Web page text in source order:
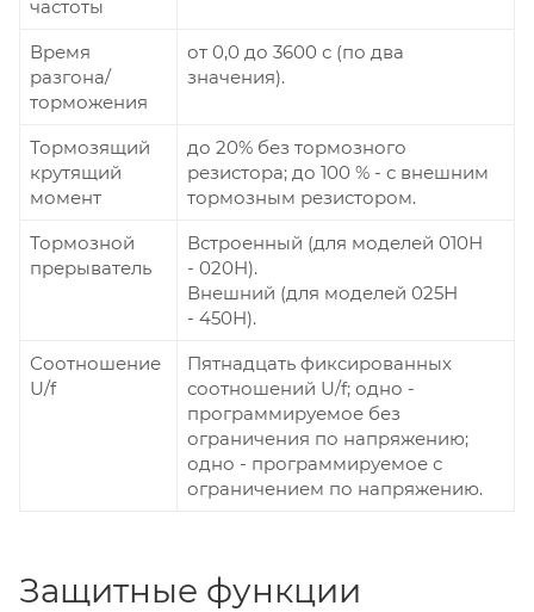
частоты
Время
разгона/
торможения
от 0,0 до 3600 с (по два
значения).
Тормозящий
крутящий
момент
до 20% без тормозного
резистора; до 100 % - с внешним
тормозным резистором.
Тормозной
прерыватель
Встроенный (для моделей 010Н
- 020Н).
Внешний (для моделей 025Н
- 450Н).
Соотношение
U/f
Пятнадцать фиксированных
соотношений U/f; одно -
программируемое без
ограничения по напряжению;
одно - программируемое с
ограничением по напряжению.
Защитные функции